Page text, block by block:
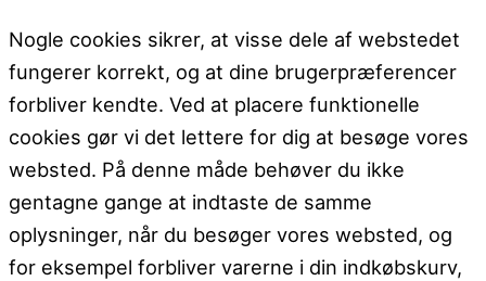
Nogle cookies sikrer, at visse dele af webstedet
fungerer korrekt, og at dine brugerpræferencer
forbliver kendte. Ved at placere funktionelle
cookies gør vi det lettere for dig at besøge vores
websted. På denne måde behøver du ikke
gentagne gange at indtaste de samme
oplysninger, når du besøger vores websted, og
for eksempel forbliver varerne i din indkøbskurv,